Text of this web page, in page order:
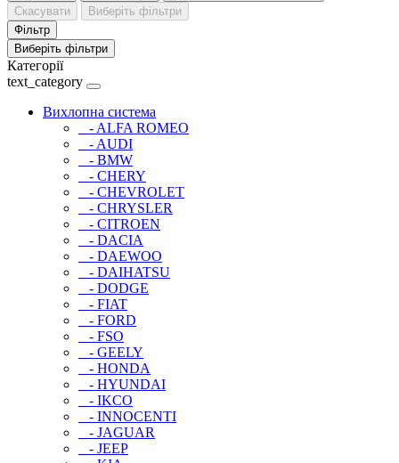
Скасувати
Виберіть фільтри
Фільтр
Виберіть фільтри
Категорії
text_category
Вихлопна система
- ALFA ROMEO
- AUDI
- BMW
- CHERY
- CHEVROLET
- CHRYSLER
- CITROEN
- DACIA
- DAEWOO
- DAIHATSU
- DODGE
- FIAT
- FORD
- FSO
- GEELY
- HONDA
- HYUNDAI
- IKCO
- INNOCENTI
- JAGUAR
- JEEP